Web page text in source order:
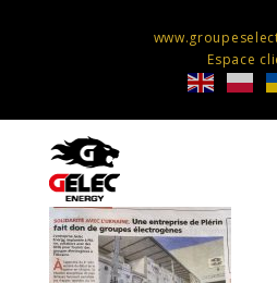
Espace
Le Penthièvre – 19 02